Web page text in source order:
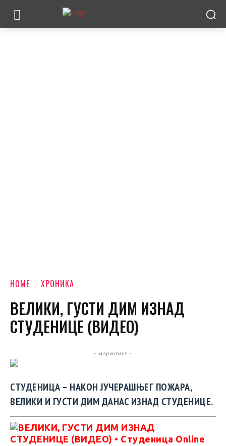
HOME ХРОНИКА
ВЕЛИКИ, ГУСТИ ДИМ ИЗНАД
СТУДЕНИЦЕ (ВИДЕО)
- маркетинг -
СТУДЕНИЦА – НАКОН ЈУЧЕРАШЊЕГ ПОЖАРА,
ВЕЛИКИ И ГУСТИ ДИМ ДАНАС ИЗНАД СТУДЕНИЦЕ.